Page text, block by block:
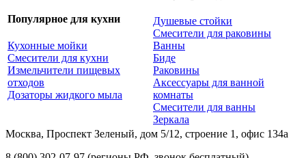
Популярное для кухни
Кухонные мойки
Смесители для кухни
Измельчители пищевых
отходов
Дозаторы жидкого мыла
Душевые стойки
Смесители для раковины
Ванны
Биде
Раковины
Аксессуары для ванной
комнаты
Смесители для ванны
Зеркала
Москва, Проспект Зеленый, дом 5/12, строение 1, офис 134а